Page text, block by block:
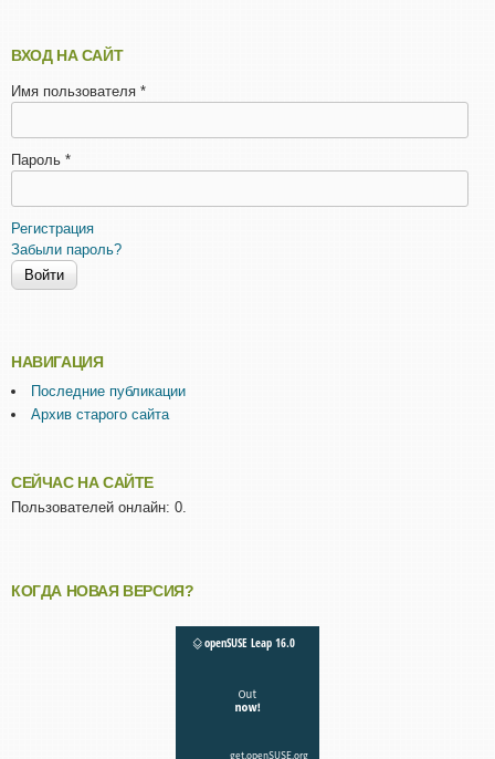
ВХОД НА САЙТ
Имя пользователя *
Пароль *
Регистрация
Забыли пароль?
НАВИГАЦИЯ
Последние публикации
Архив старого сайта
СЕЙЧАС НА САЙТЕ
Пользователей онлайн: 0.
КОГДА НОВАЯ ВЕРСИЯ?